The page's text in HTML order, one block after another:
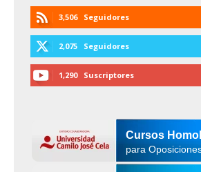
3,506 Seguidores
2,075 Seguidores
1,290 Suscriptores
Cursos
para